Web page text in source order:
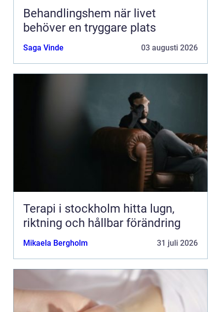
Behandlingshem när livet
behöver en tryggare plats
Saga Vinde 03 augusti 2026
Terapi i stockholm hitta lugn,
riktning och hållbar förändring
Mikaela Bergholm 31 juli 2026